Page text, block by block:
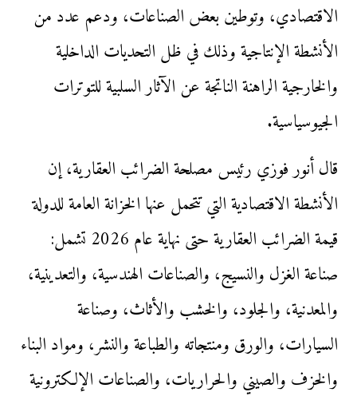
الاقتصادي، وتوطين بعض الصناعات، ودعم عدد من
الأنشطة الإنتاجية وذلك في ظل التحديات الداخلية
والخارجية الراهنة الناتجة عن الآثار السلبية للتوترات
الجيوسياسية.
قال أنور فوزي رئيس مصلحة الضرائب العقارية، إن
الأنشطة الاقتصادية التي تتحمل عنها الخزانة العامة للدولة
قيمة الضرائب العقارية حتى نهاية عام 2026 تشمل:
صناعة الغزل والنسيج، والصناعات الهندسية، والتعدينية،
والمعدنية، والجلود، والخشب والأثاث، وصناعة
السيارات، والورق ومنتجاته والطباعة والنشر، ومواد البناء
والخزف والصيني والحراريات، والصناعات الإلكترونية